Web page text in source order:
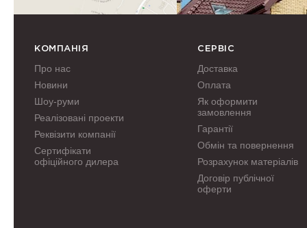
КОМПАНІЯ
Про нас
Новини
Шоу-руми
Реалізовані проекти
Реквізити компанії
Сертифікати
офіційного дилера
СЕРВІС
Доставка
Оплата
Як оформити
замовлення
Гарантії
Обмін та повернення
Розрахунок матеріалів
Договір публічної
оферти